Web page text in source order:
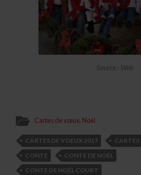
Source : Web
Cartes de vœux Noël
CARTES DE VOEUX 2017
CONTE
CONTE DE NOËL
CONTE DE NOËL COURT